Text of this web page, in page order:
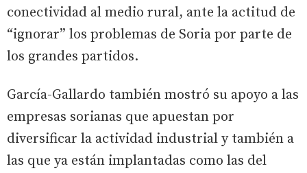
conectividad al medio rural, ante la actitud de
“ignorar” los problemas de Soria por parte de
los grandes partidos.
García-Gallardo también mostró su apoyo a las
empresas sorianas que apuestan por
diversificar la actividad industrial y también a
las que ya están implantadas como las del